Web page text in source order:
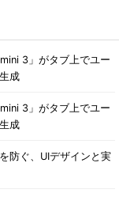
3」がタブ上でユー
成
3」がタブ上でユー
成
防ぐ、UIデザインと実